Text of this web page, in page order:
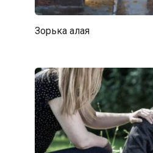
Зорька алая